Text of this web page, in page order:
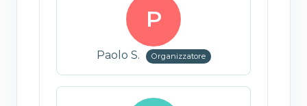
P
Paolo S. Organizzatore